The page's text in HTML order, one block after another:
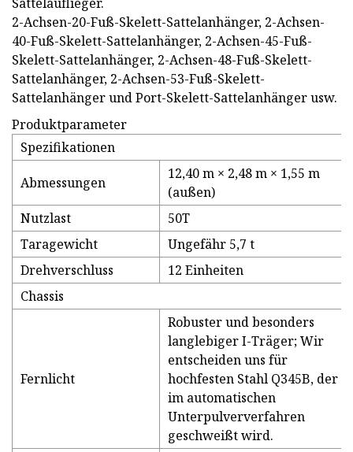
2-Achsen-20-Fuß-Skelett-Sattelanhänger, 2-Achsen-
40-Fuß-Skelett-Sattelanhänger, 2-Achsen-45-Fuß-
Skelett-Sattelanhänger, 2-Achsen-48-Fuß-Skelett-
Sattelanhänger, 2-Achsen-53-Fuß-Skelett-
Sattelanhänger und Port-Skelett-Sattelanhänger usw.
Produktparameter
Spezifikationen
Abmessungen
12,40 m × 2,48 m × 1,55 m
(außen)
Nutzlast
50T
Taragewicht
Ungefähr 5,7 t
Drehverschluss
12 Einheiten
Chassis
Fernlicht
Robuster und besonders
langlebiger I-Träger; Wir
entscheiden uns für
hochfesten Stahl Q345B, der
im automatischen
Unterpulververfahren
geschweißt wird.